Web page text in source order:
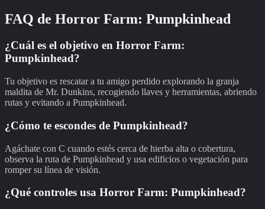
FAQ de Horror Farm: Pumpkinhead
¿Cuál es el objetivo en Horror Farm:
Pumpkinhead?
Tu objetivo es rescatar a tu amigo perdido explorando la granja
maldita de Mr. Dunkins, recogiendo llaves y herramientas, abriendo
rutas y evitando a Pumpkinhead.
¿Cómo te escondes de Pumpkinhead?
Agáchate con C cuando estés cerca de hierba alta o cobertura,
observa la ruta de Pumpkinhead y usa edificios o vegetación para
romper su línea de visión.
¿Qué controles usa Horror Farm: Pumpkinhead?